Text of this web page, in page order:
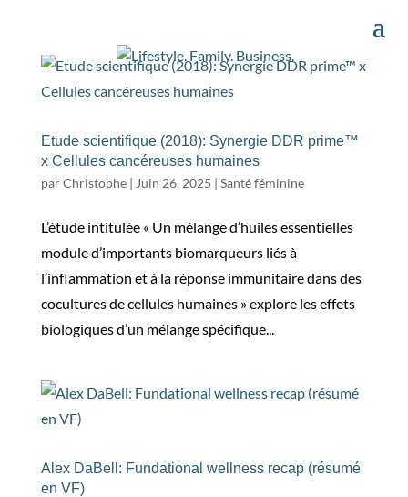
Etude scientifique (2018): Synergie DDR prime™
x Cellules cancéreuses humaines
parChristophe| Juin 26, 2025 | Santé féminine
L’étude intitulée « Un mélange d’huiles essentielles
module d’importants biomarqueurs liés à
l’inflammation et à la réponse immunitaire dans des
cocultures de cellules humaines » explore les effets
biologiques d’un mélange spécifique...
Alex DaBell: Fundational wellness recap (résumé
en VF)